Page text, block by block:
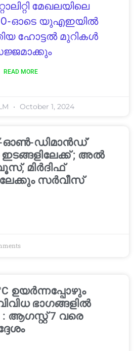
മേഖലയിലെ
ഓടെ യുഎഇയിൽ
ഹോട്ടൽ മുറികൾ
READ MORE
October 1, 2024
ഡിമാൻഡ്’
; അൽ
മിർദിഫ്
സർവീസ്
ഉയർന്നപ്പോഴും
ഭാഗങ്ങളിൽ
ആഗസ്റ്റ് 7 വരെ